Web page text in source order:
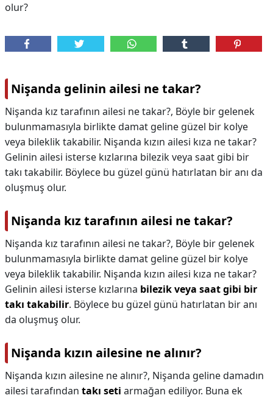
olur?
Nişanda gelinin ailesi ne takar?
Nişanda kız tarafının ailesi ne takar?, Böyle bir gelenek
bulunmamasıyla birlikte damat geline güzel bir kolye
veya bileklik takabilir. Nişanda kızın ailesi kıza ne takar?
Gelinin ailesi isterse kızlarına bilezik veya saat gibi bir
takı takabilir. Böylece bu güzel günü hatırlatan bir anı da
oluşmuş olur.
Nişanda kız tarafının ailesi ne takar?
Nişanda kız tarafının ailesi ne takar?, Böyle bir gelenek
bulunmamasıyla birlikte damat geline güzel bir kolye
veya bileklik takabilir. Nişanda kızın ailesi kıza ne takar?
Gelinin ailesi isterse kızlarına bilezik veya saat gibi bir
takı takabilir. Böylece bu güzel günü hatırlatan bir anı
da oluşmuş olur.
Nişanda kızın ailesine ne alınır?
Nişanda kızın ailesine ne alınır?, Nişanda geline damadın
ailesi tarafından takı seti armağan ediliyor. Buna ek